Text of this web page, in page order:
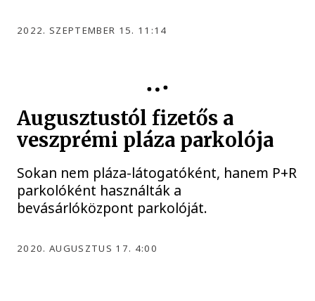
2022. SZEPTEMBER 15. 11:14
Augusztustól fizetős a
veszprémi pláza parkolója
Sokan nem pláza-látogatóként, hanem P+R
parkolóként használták a
bevásárlóközpont parkolóját.
2020. AUGUSZTUS 17. 4:00